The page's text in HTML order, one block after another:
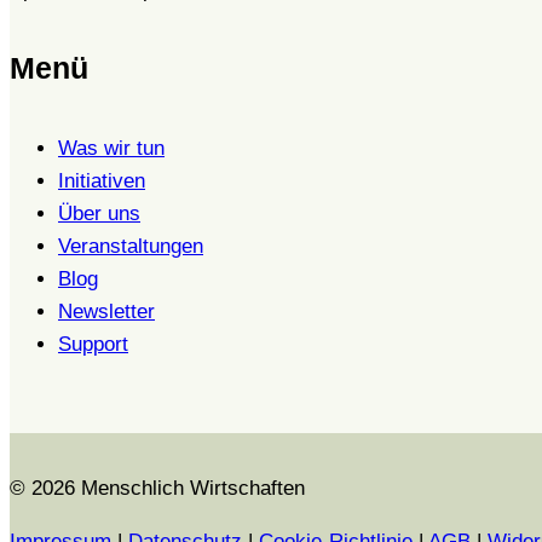
Menü
Was wir tun
Initiativen
Über uns
Veranstaltungen
Blog
Newsletter
Support
© 2026 Menschlich Wirtschaften